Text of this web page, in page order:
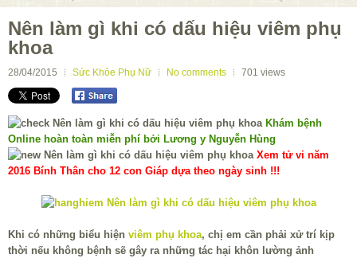
Nên làm gì khi có dấu hiệu viêm phụ
khoa
28/04/2015 Sức Khỏe Phụ Nữ No comments 701 views
Khám bệnh
Online hoàn toàn miễn phí bởi Lương y Nguyễn Hùng
Xem tử vi năm
2016 Bính Thân cho 12 con Giáp dựa theo ngày sinh !!!
Khi có những biểu hiện viêm phụ khoa, chị em cần phải xử trí kịp
thời nếu không bệnh sẽ gây ra những tác hại khôn lường ảnh